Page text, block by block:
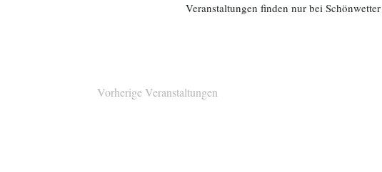
Veranstaltungen finden nur bei
VorherigeVeranstaltungen